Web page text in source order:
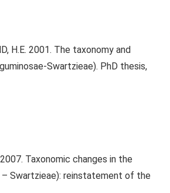
H.E. 2001. The taxonomy and
Swartzieae). PhD thesis,
Taxonomic changes in the
– Swartzieae): reinstatement of the